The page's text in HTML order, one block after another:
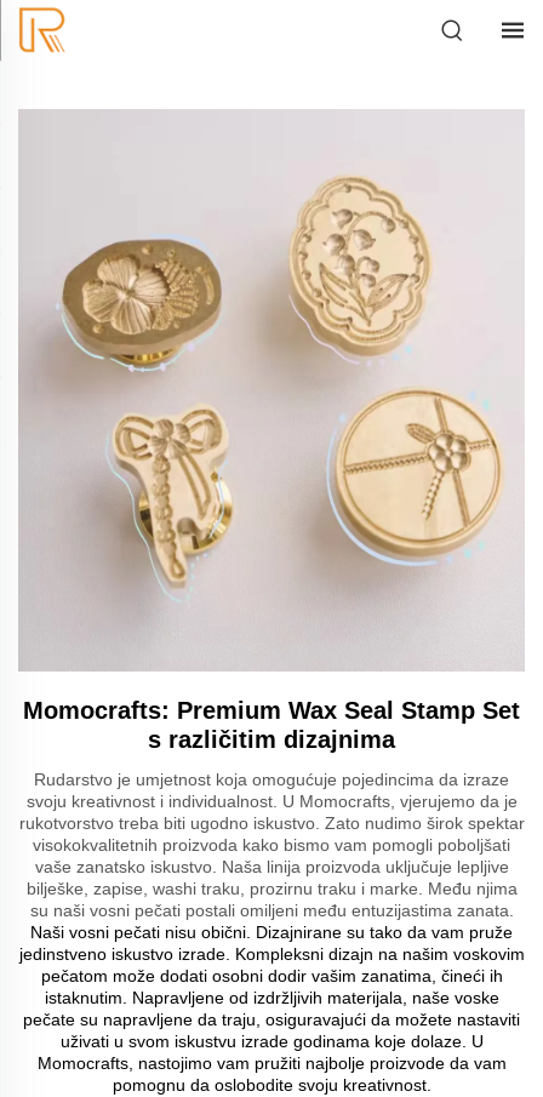
Momocrafts: Premium Wax Seal Stamp Set
s različitim dizajnima
Rudarstvo je umjetnost koja omogućuje pojedincima da izraze
svoju kreativnost i individualnost. U Momocrafts, vjerujemo da je
rukotvorstvo treba biti ugodno iskustvo. Zato nudimo širok spektar
visokokvalitetnih proizvoda kako bismo vam pomogli poboljšati
vaše zanatsko iskustvo. Naša linija proizvoda uključuje lepljive
bilješke, zapise, washi traku, prozirnu traku i marke. Među njima
su naši vosni pečati postali omiljeni među entuzijastima zanata.
Naši vosni pečati nisu obični. Dizajnirane su tako da vam pruže
jedinstveno iskustvo izrade. Kompleksni dizajn na našim voskovim
pečatom može dodati osobni dodir vašim zanatima, čineći ih
istaknutim. Napravljene od izdržljivih materijala, naše voske
pečate su napravljene da traju, osiguravajući da možete nastaviti
uživati u svom iskustvu izrade godinama koje dolaze. U
Momocrafts, nastojimo vam pružiti najbolje proizvode da vam
pomognu da oslobodite svoju kreativnost.